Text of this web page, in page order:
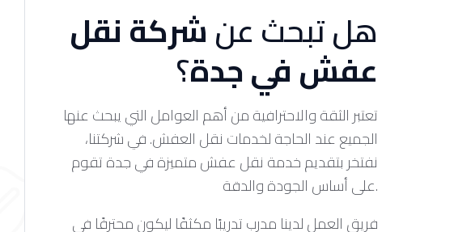
هل تبحث عنشركة نقل
عفش في جدة؟
تعتبر الثقة والاحترافية من أهم العوامل التي يبحث عنها
الجميع عند الحاجة لخدمات نقل العفش. في شركتنا،
نفتخر بتقديم خدمة نقل عفش متميزة في جدة تقوم
على أساس الجودة والدقة.